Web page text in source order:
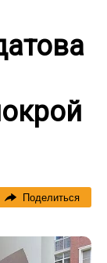
Поделиться